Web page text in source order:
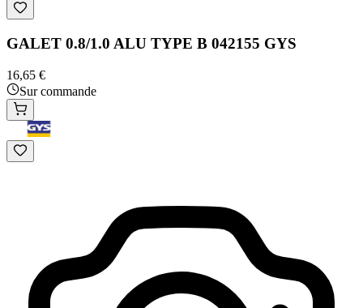
GALET 0.8/1.0 ALU TYPE B 042155 GYS
16,65 €
Sur commande